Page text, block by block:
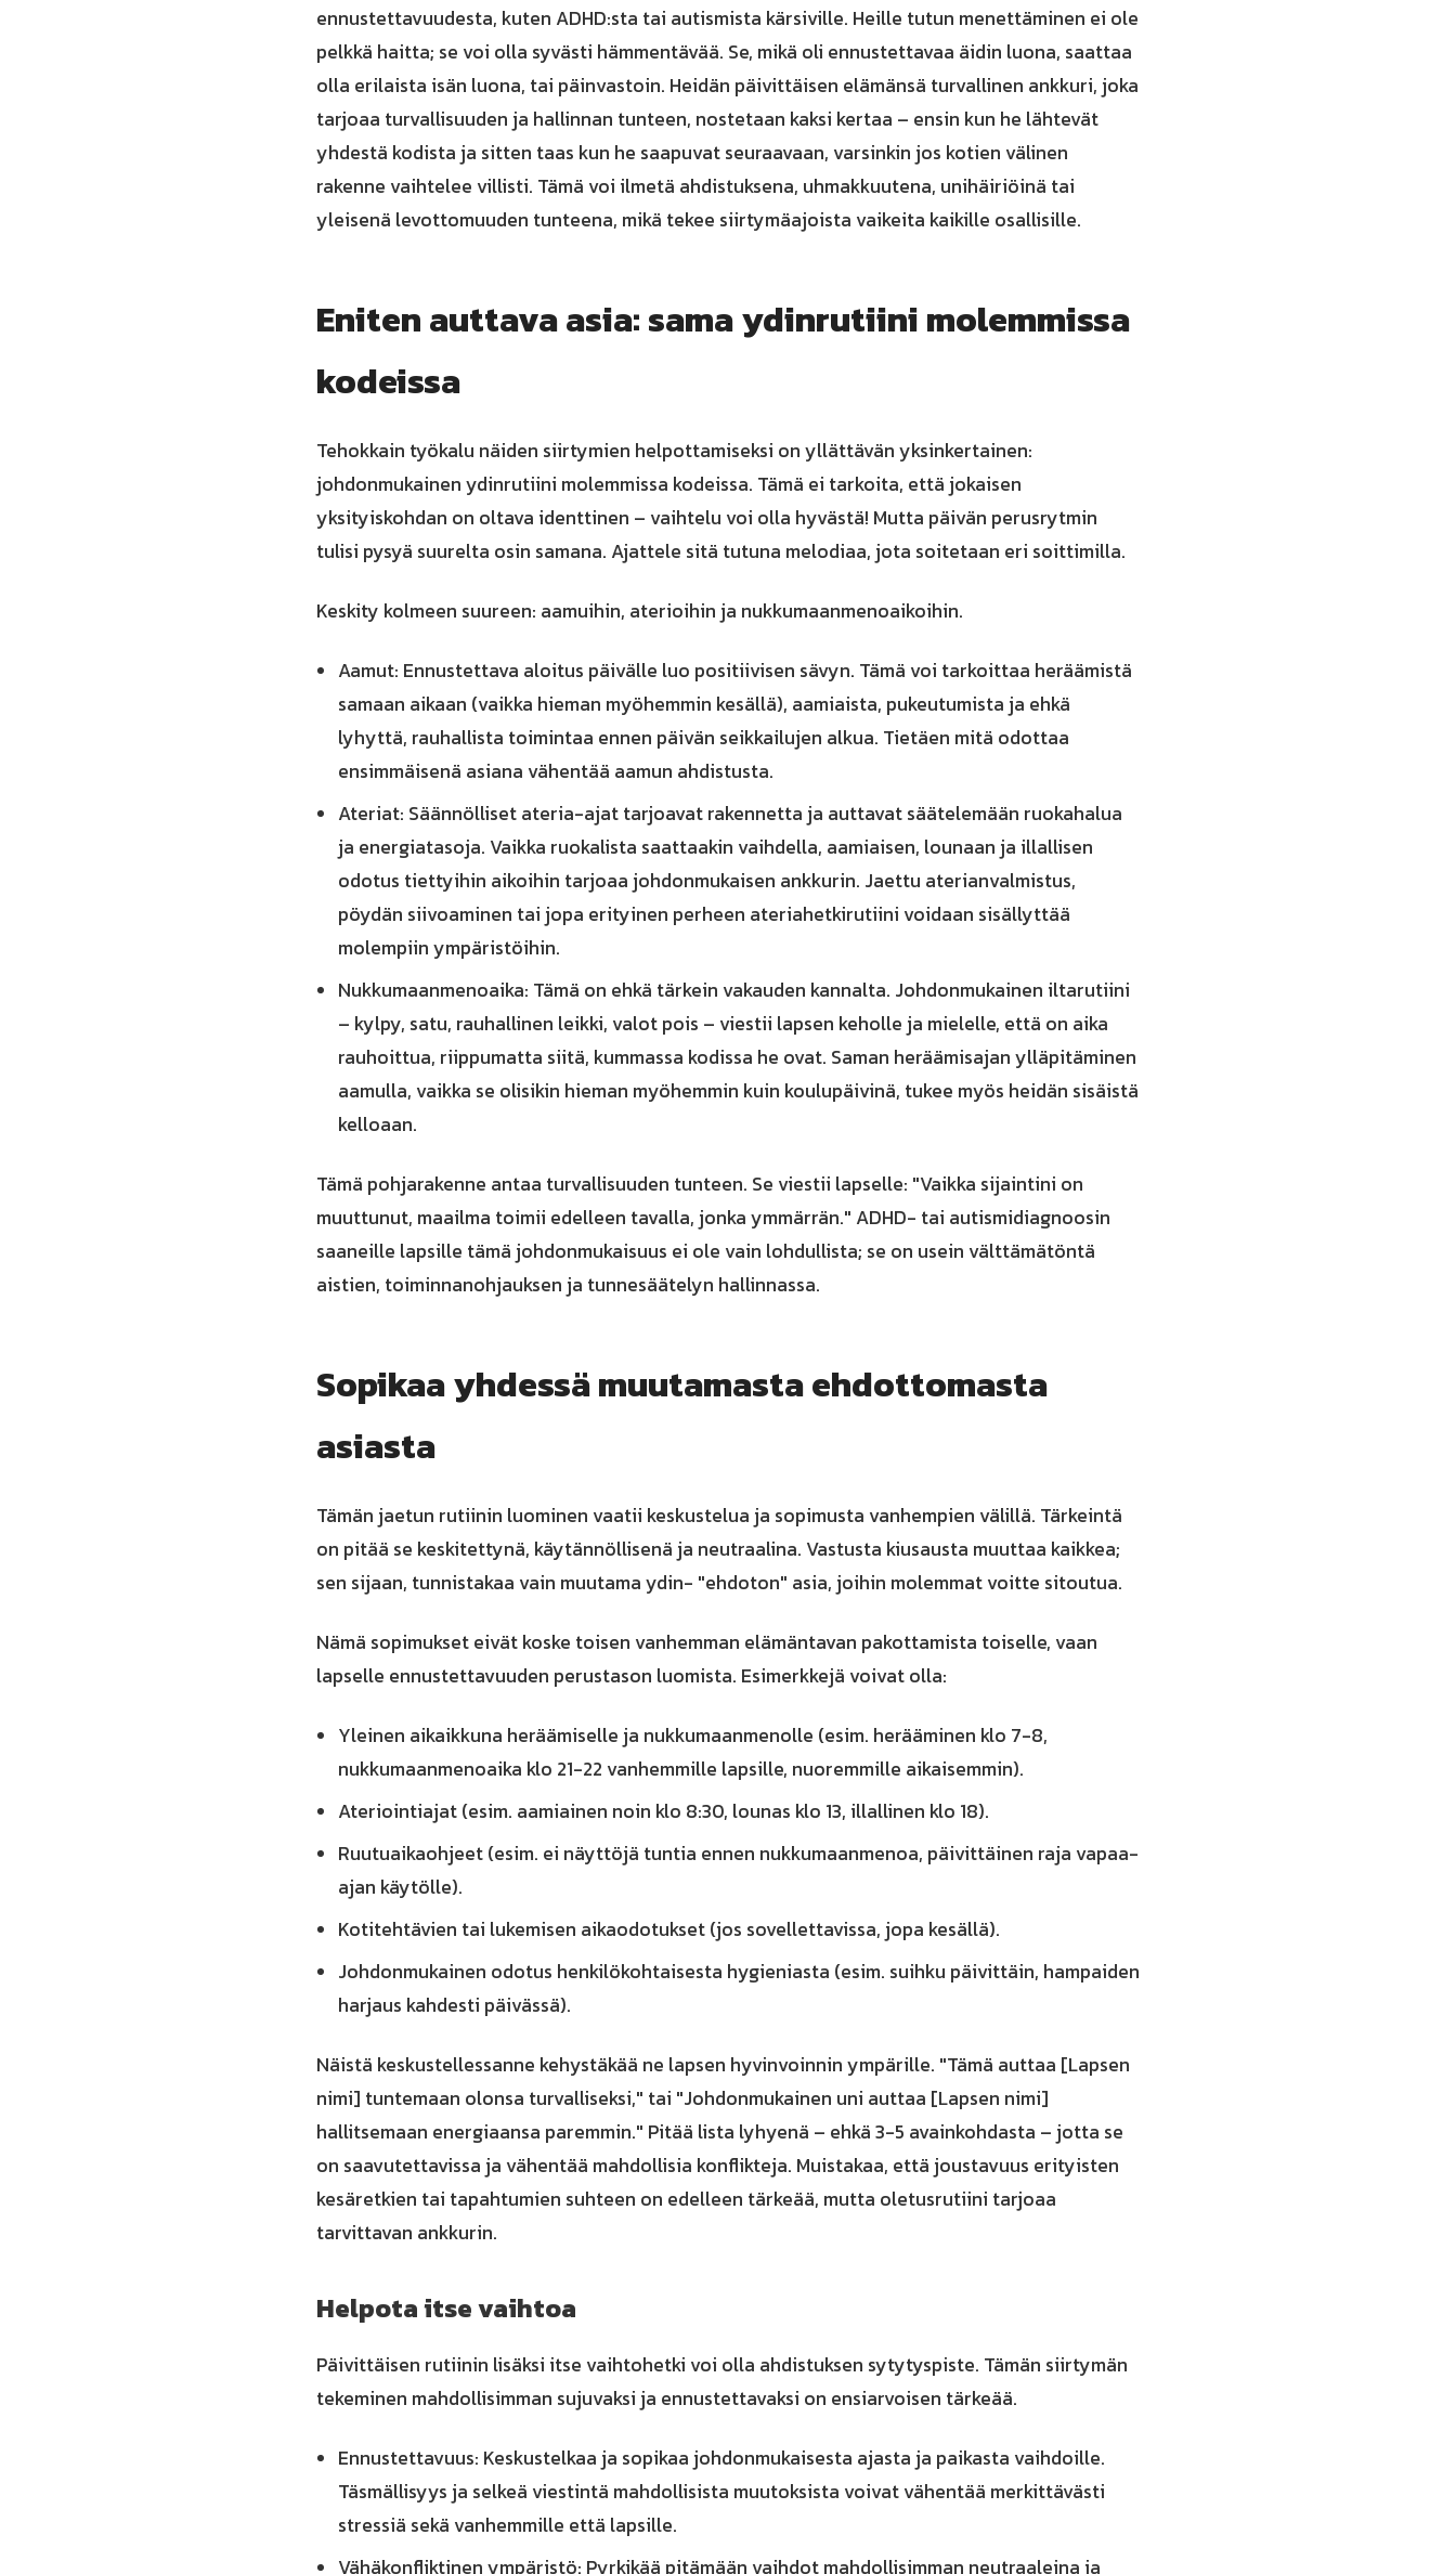
ennustettavuudesta, kuten ADHD:sta tai autismista kärsiville. Heille tutun menettäminen ei ole
pelkkä haitta; se voi olla syvästi hämmentävää. Se, mikä oli ennustettavaa äidin luona, saattaa
olla erilaista isän luona, tai päinvastoin. Heidän päivittäisen elämänsä turvallinen ankkuri, joka
tarjoaa turvallisuuden ja hallinnan tunteen, nostetaan kaksi kertaa – ensin kun he lähtevät
yhdestä kodista ja sitten taas kun he saapuvat seuraavaan, varsinkin jos kotien välinen
rakenne vaihtelee villisti. Tämä voi ilmetä ahdistuksena, uhmakkuutena, unihäiriöinä tai
yleisenä levottomuuden tunteena, mikä tekee siirtymäajoista vaikeita kaikille osallisille.
Eniten auttava asia: sama ydinrutiini molemmissa
kodeissa
Tehokkain työkalu näiden siirtymien helpottamiseksi on yllättävän yksinkertainen:
johdonmukainen ydinrutiini molemmissa kodeissa. Tämä ei tarkoita, että jokaisen
yksityiskohdan on oltava identtinen – vaihtelu voi olla hyvästä! Mutta päivän perusrytmin
tulisi pysyä suurelta osin samana. Ajattele sitä tutuna melodiaa, jota soitetaan eri soittimilla.
Keskity kolmeen suureen: aamuihin, aterioihin ja nukkumaanmenoaikoihin.
Aamut: Ennustettava aloitus päivälle luo positiivisen sävyn. Tämä voi tarkoittaa heräämistä
samaan aikaan (vaikka hieman myöhemmin kesällä), aamiaista, pukeutumista ja ehkä
lyhyttä, rauhallista toimintaa ennen päivän seikkailujen alkua. Tietäen mitä odottaa
ensimmäisenä asiana vähentää aamun ahdistusta.
Ateriat: Säännölliset ateria-ajat tarjoavat rakennetta ja auttavat säätelemään ruokahalua
ja energiatasoja. Vaikka ruokalista saattaakin vaihdella, aamiaisen, lounaan ja illallisen
odotus tiettyihin aikoihin tarjoaa johdonmukaisen ankkurin. Jaettu aterianvalmistus,
pöydän siivoaminen tai jopa erityinen perheen ateriahetkirutiini voidaan sisällyttää
molempiin ympäristöihin.
Nukkumaanmenoaika: Tämä on ehkä tärkein vakauden kannalta. Johdonmukainen iltarutiini
– kylpy, satu, rauhallinen leikki, valot pois – viestii lapsen keholle ja mielelle, että on aika
rauhoittua, riippumatta siitä, kummassa kodissa he ovat. Saman heräämisajan ylläpitäminen
aamulla, vaikka se olisikin hieman myöhemmin kuin koulupäivinä, tukee myös heidän sisäistä
kelloaan.
Tämä pohjarakenne antaa turvallisuuden tunteen. Se viestii lapselle: "Vaikka sijaintini on
muuttunut, maailma toimii edelleen tavalla, jonka ymmärrän." ADHD- tai autismidiagnoosin
saaneille lapsille tämä johdonmukaisuus ei ole vain lohdullista; se on usein välttämätöntä
aistien, toiminnanohjauksen ja tunnesäätelyn hallinnassa.
Sopikaa yhdessä muutamasta ehdottomasta
asiasta
Tämän jaetun rutiinin luominen vaatii keskustelua ja sopimusta vanhempien välillä. Tärkeintä
on pitää se keskitettynä, käytännöllisenä ja neutraalina. Vastusta kiusausta muuttaa kaikkea;
sen sijaan, tunnistakaa vain muutama ydin- "ehdoton" asia, joihin molemmat voitte sitoutua.
Nämä sopimukset eivät koske toisen vanhemman elämäntavan pakottamista toiselle, vaan
lapselle ennustettavuuden perustason luomista. Esimerkkejä voivat olla:
Yleinen aikaikkuna heräämiselle ja nukkumaanmenolle (esim. herääminen klo 7-8,
nukkumaanmenoaika klo 21-22 vanhemmille lapsille, nuoremmille aikaisemmin).
Ateriointiajat (esim. aamiainen noin klo 8:30, lounas klo 13, illallinen klo 18).
Ruutuaikaohjeet (esim. ei näyttöjä tuntia ennen nukkumaanmenoa, päivittäinen raja vapaa-
ajan käytölle).
Kotitehtävien tai lukemisen aikaodotukset (jos sovellettavissa, jopa kesällä).
Johdonmukainen odotus henkilökohtaisesta hygieniasta (esim. suihku päivittäin, hampaiden
harjaus kahdesti päivässä).
Näistä keskustellessanne kehystäkää ne lapsen hyvinvoinnin ympärille. "Tämä auttaa [Lapsen
nimi] tuntemaan olonsa turvalliseksi," tai "Johdonmukainen uni auttaa [Lapsen nimi]
hallitsemaan energiaansa paremmin." Pitää lista lyhyenä – ehkä 3-5 avainkohdasta – jotta se
on saavutettavissa ja vähentää mahdollisia konflikteja. Muistakaa, että joustavuus erityisten
kesäretkien tai tapahtumien suhteen on edelleen tärkeää, mutta oletusrutiini tarjoaa
tarvittavan ankkurin.
Helpota itse vaihtoa
Päivittäisen rutiinin lisäksi itse vaihtohetki voi olla ahdistuksen sytytyspiste. Tämän siirtymän
tekeminen mahdollisimman sujuvaksi ja ennustettavaksi on ensiarvoisen tärkeää.
Ennustettavuus: Keskustelkaa ja sopikaa johdonmukaisesta ajasta ja paikasta vaihdoille.
Täsmällisyys ja selkeä viestintä mahdollisista muutoksista voivat vähentää merkittävästi
stressiä sekä vanhemmille että lapsille.
Vähäkonfliktinen ympäristö: Pyrkikää pitämään vaihdot mahdollisimman neutraaleina ja